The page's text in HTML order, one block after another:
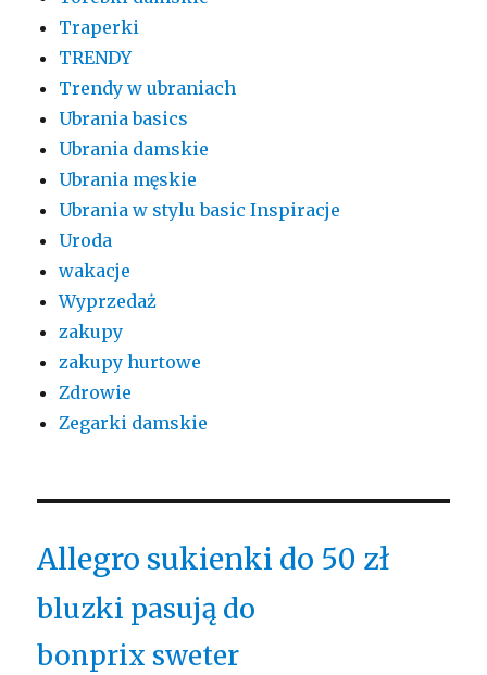
Traperki
TRENDY
Trendy w ubraniach
Ubrania basics
Ubrania damskie
Ubrania męskie
Ubrania w stylu basic Inspiracje
Uroda
wakacje
Wyprzedaż
zakupy
zakupy hurtowe
Zdrowie
Zegarki damskie
Allegro sukienki do 50 zł
bluzki pasują do
bonprix sweter